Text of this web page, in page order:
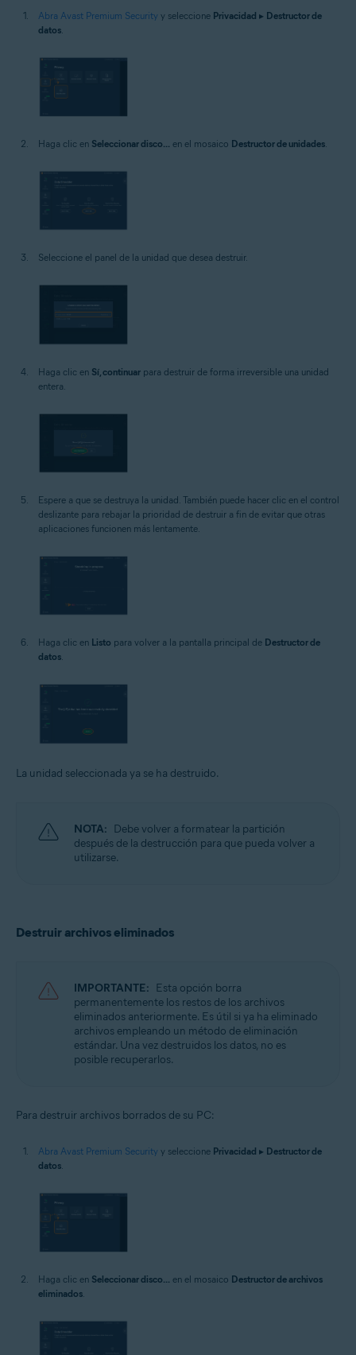
Abra Avast Premium Security y seleccione Privacidad ▸ Destructor de
datos.
Haga clic en Seleccionar disco... en el mosaico Destructor de unidades
Seleccione el panel de la unidad que desea destruir.
Haga clic en Sí, continuar para destruir de forma irreversible una unidad
entera.
Espere a que se destruya la unidad. También puede hacer clic en el control
deslizante para rebajar la prioridad de destruir a fin de evitar que otras
aplicaciones funcionen más lentamente.
Haga clic en Listo para volver a la pantalla principal de Destructor de
datos.
La unidad seleccionada ya se ha destruido.
NOTA: Debe volver a formatear la partición
después de la destrucción para que pueda volver a
utilizarse.
Destruir archivos eliminados
IMPORTANTE: Esta opción borra
permanentemente los restos de los archivos
eliminados anteriormente. Es útil si ya ha eliminado
archivos empleando un método de eliminación
estándar. Una vez destruidos los datos, no es
posible recuperarlos.
Para destruir archivos borrados de su PC:
Abra Avast Premium Security y seleccione Privacidad ▸ Destructor de
datos
Haga clic en Seleccionar disco... en el mosaico Destructor de archivos
eliminados